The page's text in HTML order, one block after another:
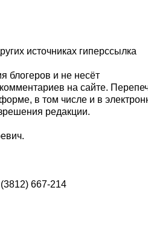
источниках гиперссылка
блогеров и не несёт
на сайте.
в том числе и в
редакции.
667-214